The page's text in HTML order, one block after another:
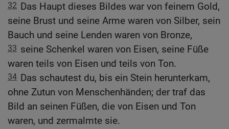
32 Das Haupt dieses Bildes war von feinem Gold,
seine Brust und seine Arme waren von Silber, sein
Bauch und seine Lenden waren von Bronze,
33 seine Schenkel waren von Eisen, seine Füße
waren teils von Eisen und teils von Ton.
34 Das schautest du, bis ein Stein herunterkam,
ohne Zutun von Menschenhänden; der traf das
Bild an seinen Füßen, die von Eisen und Ton
waren, und zermalmte sie.